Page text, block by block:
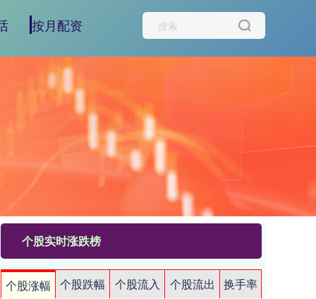
按月配资
个股实时涨跌榜
个股涨幅 个股跌幅 个股流入 个股流出
换手率